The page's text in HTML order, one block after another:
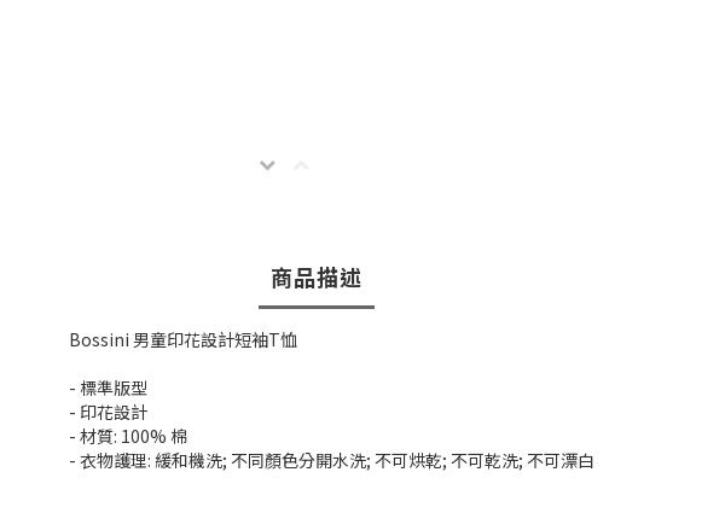
商品描述
Bossini 男童印花設計短袖T恤
- 標準版型
- 印花設計
- 材質: 100% 棉
- 衣物護理: 緩和機洗; 不同顏色分開水洗; 不可烘乾; 不可乾洗; 不可漂白